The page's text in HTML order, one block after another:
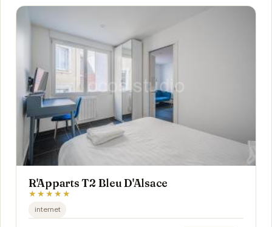
R'Apparts T2 Bleu D'Alsace
★★★★★
internet